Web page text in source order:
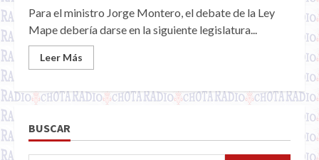
Para el ministro Jorge Montero, el debate de la Ley
Mape debería darse en la siguiente legislatura...
Leer Más
BUSCAR